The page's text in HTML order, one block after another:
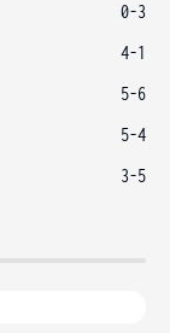
0-3
4-1
5-6
5-4
3-5